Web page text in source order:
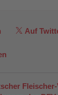
Auf